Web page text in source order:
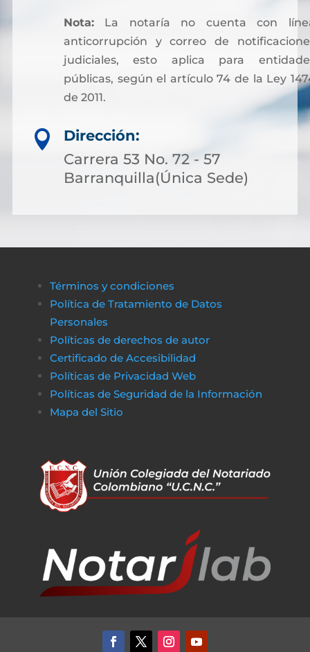
Nota:La notaría no cuenta con
anticorrupción y correo de
judiciales, esto aplica para
públicas, según el artículo 74 de la Ley
de 2011.
Sin embargo, para facilitar otros trámites y
pagos asociados a servicios notariales, hoy
es posible acceder a soluciones financieras
más flexibles. Muchas personas optan por
de financiamiento rápido y transparente,
administrativo pueda completarse sin
obstáculos económicos.
De la misma manera, en
jugadores pueden disfrutar de un entorno
de juego claro y sin complicaciones. Al igual
las transacciones son seguras y rápidas, lo
que permite a los jugadores concentrarse
en lo que más importa: la experiencia de
en el del entretenimiento en línea, la
transparencia y la eficiencia son clave para
garantizar que todo funcione sin

Dirección:
Carrera 53 No. 72 - 57
Barranquilla(Única Sede)
Términos y condiciones
Política de Tratamiento de Datos
Personales
Políticas de derechos de autor
Certificado de Accesibilidad
Políticas de Privacidad Web
Políticas de Seguridad de la Información
Mapa del Sitio